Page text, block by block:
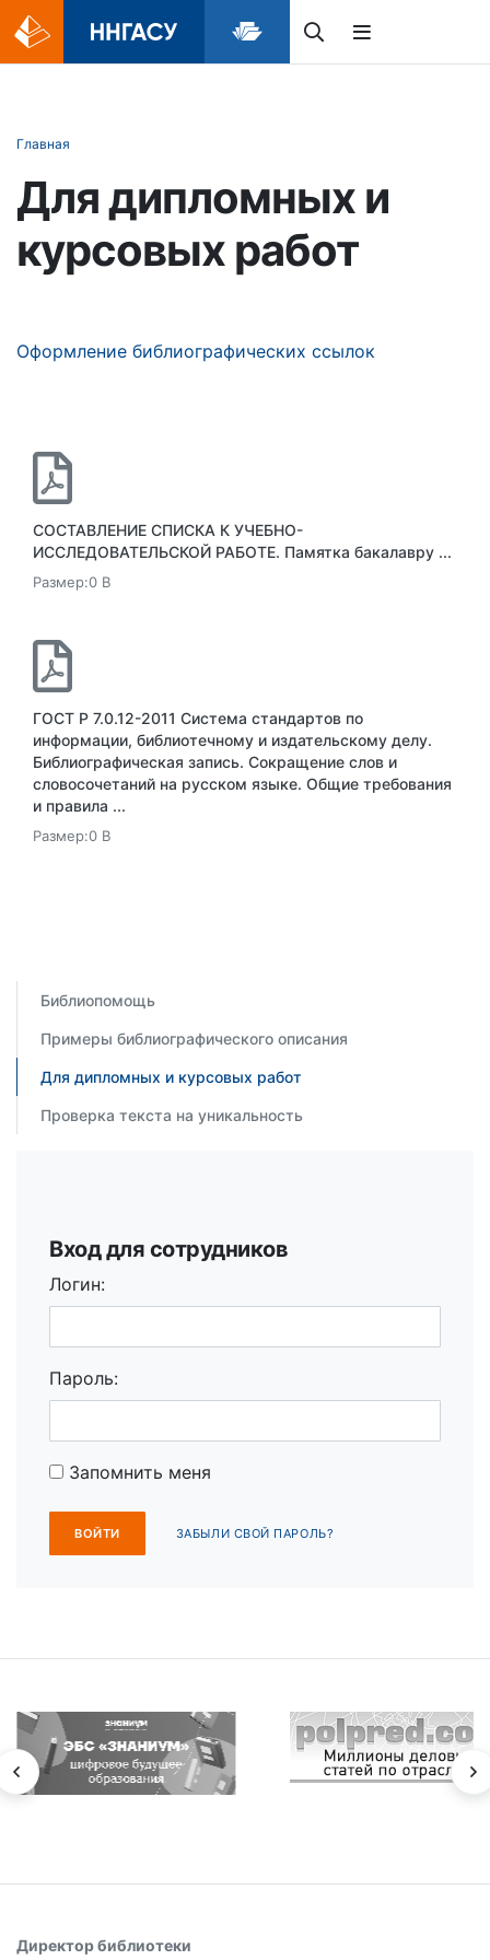
Главная
Для дипломных и
курсовых работ
Оформление библиографических ссылок
СОСТАВЛЕНИЕ СПИСКА К УЧЕБНО-
ИССЛЕДОВАТЕЛЬСКОЙ РАБОТЕ. Памятка бакалавру ...
Размер:0 B
ГОСТ Р 7.0.12-2011 Система стандартов по
информации, библиотечному и издательскому делу.
Библиографическая запись. Сокращение слов и
словосочетаний на русском языке. Общие требования
и правила ...
Размер:0 B
Библиопомощь
Примеры библиографического описания
Для дипломных и курсовых работ
Проверка текста на уникальность
Вход для сотрудников
Логин:
Пароль:
Запомнить меня
ЗАБЫЛИ СВОЙ ПАРОЛЬ?
Директор библиотеки